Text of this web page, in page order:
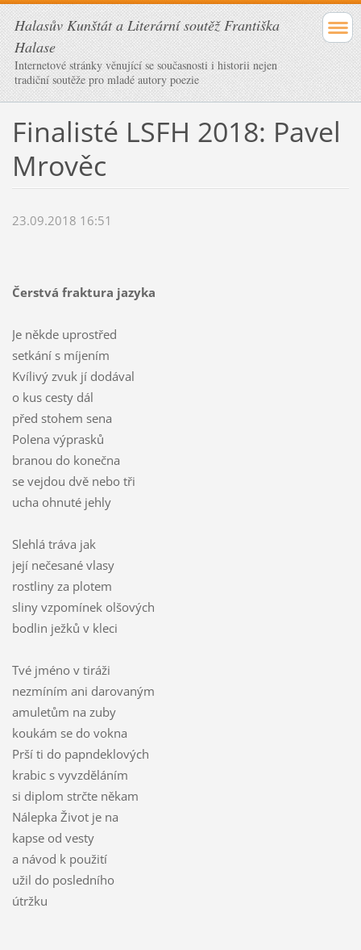
Halasův Kunštát a Literární soutěž Františka
Halase
Internetové stránky věnující se současnosti i historii nejen
tradiční soutěže pro mladé autory poezie
Finalisté LSFH 2018: Pavel
Mrověc
23.09.2018 16:51
Čerstvá fraktura jazyka
Je někde uprostřed
setkání s míjením
Kvílivý zvuk jí dodával
o kus cesty dál
před stohem sena
Polena výprasků
branou do konečna
se vejdou dvě nebo tři
ucha ohnuté jehly
Slehlá tráva jak
její nečesané vlasy
rostliny za plotem
sliny vzpomínek olšových
bodlin ježků v kleci
Tvé jméno v tiráži
nezmíním ani darovaným
amuletům na zuby
koukám se do vokna
Prší ti do papndeklových
krabic s vyvzděláním
si diplom strčte někam
Nálepka Život je na
kapse od vesty
a návod k použití
užil do posledního
útržku